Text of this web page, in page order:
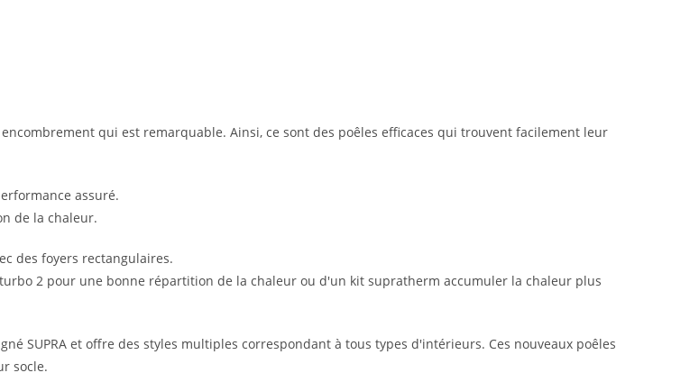
qui est remarquable. Ainsi, ce sont des poêles efficaces qui trouvent facilement leur
assuré.
de la chaleur.
des foyers rectangulaires.
2 pour une bonne répartition de la chaleur ou d'un kit supratherm accumuler la chaleur plus
SUPRA et offre des styles multiples correspondant à tous types d'intérieurs. Ces nouveaux poêles
socle.